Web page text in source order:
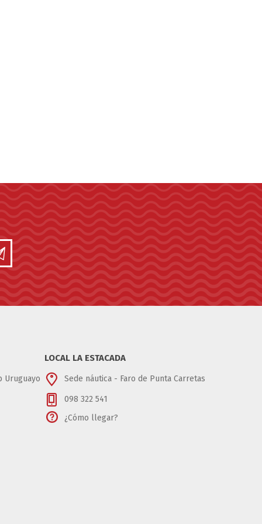
Uruguayo
LOCAL LA ESTACADA
Sede náutica - Faro de Punta Carretas
098 322 541
¿Cómo llegar?